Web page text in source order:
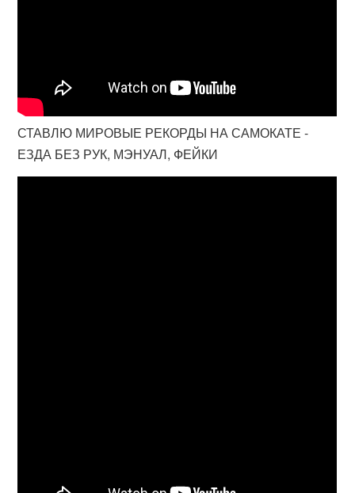
СТАВЛЮ МИРОВЫЕ РЕКОРДЫ НА САМОКАТЕ -
ЕЗДА БЕЗ РУК, МЭНУАЛ, ФЕЙКИ